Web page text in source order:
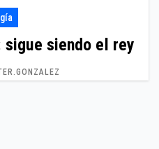
sigue siendo el rey